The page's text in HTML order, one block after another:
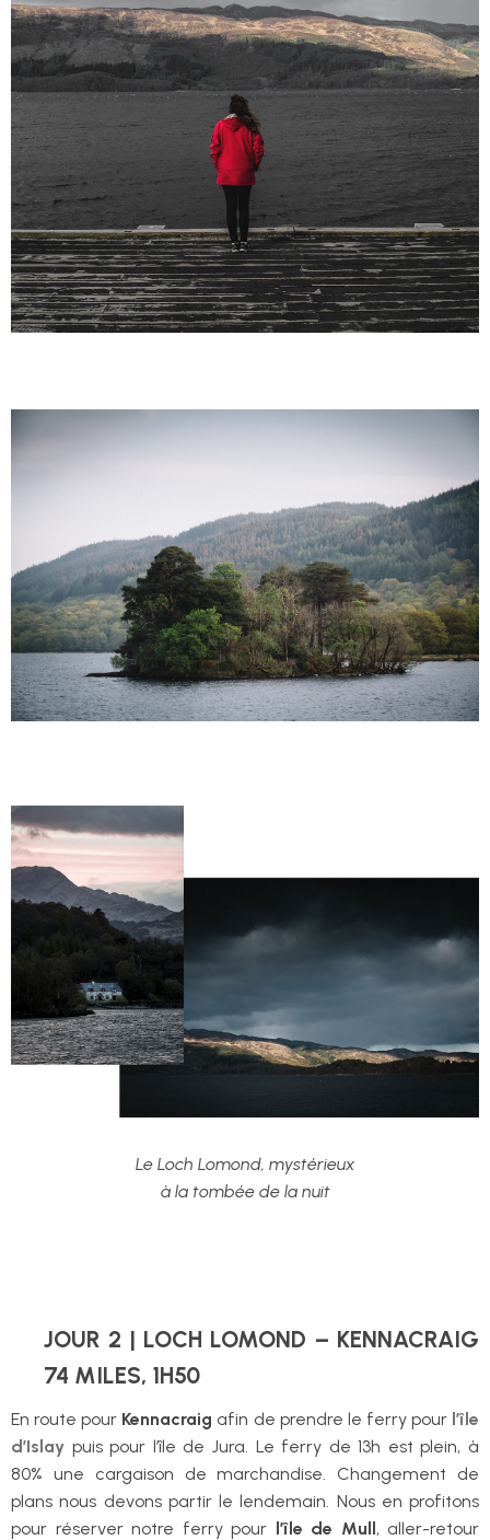
Le Loch Lomond, mystérieux
à la tombée de la nuit
JOUR 2 | LOCH LOMOND – KENNACRAIG
74 MILES, 1H50
En route pour Kennacraig afin de prendre le ferry pour l’île
d’Islay puis pour l’île de Jura. Le ferry de 13h est plein, à
80% une cargaison de marchandise. Changement de
plans nous devons partir le lendemain. Nous en profitons
pour réserver notre ferry pour l’île de Mull, aller-retour